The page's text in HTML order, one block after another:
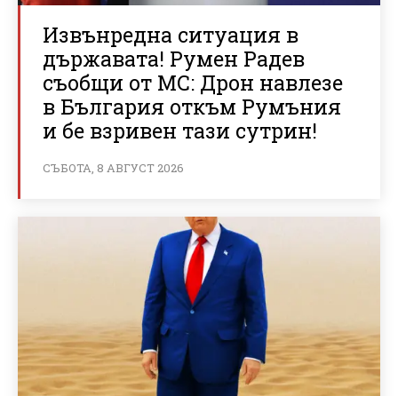
Извънредна ситуация в
държавата! Румен Радев
съобщи от МС: Дрон навлезе
в България откъм Румъния
и бе взривен тази сутрин!
СЪБОТА, 8 АВГУСТ 2026